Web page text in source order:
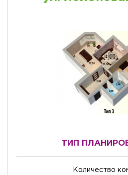
ТИП
Количество